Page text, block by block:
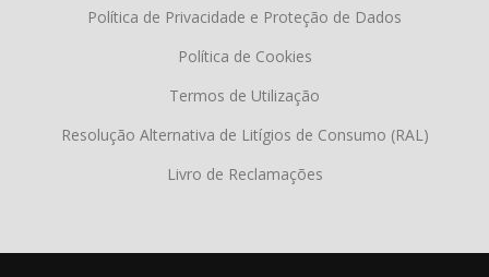
Política de Privacidade e Proteção de Dados
Política de Cookies
Termos de Utilização
Resolução Alternativa de Litígios de Consumo (RAL)
Livro de Reclamações